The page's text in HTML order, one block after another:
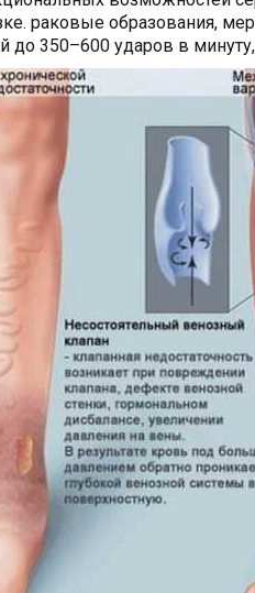
раковые образования,
до 350–600 ударов в